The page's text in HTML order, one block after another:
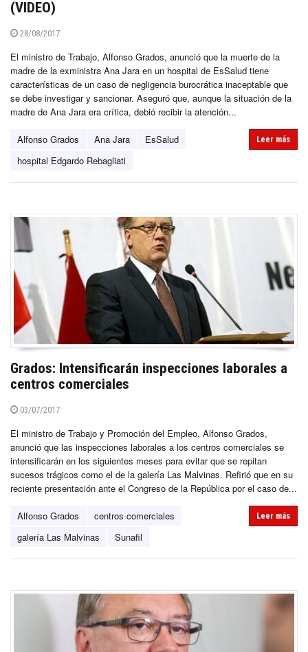
(VIDEO)
28/08/2017
El ministro de Trabajo, Alfonso Grados, anunció que la muerte de la
madre de la exministra Ana Jara en un hospital de EsSalud tiene
características de un caso de negligencia burocrática inaceptable que
se debe investigar y sancionar. Aseguró que, aunque la situación de la
madre de Ana Jara era crítica, debió recibir la atención...
Alfonso Grados Ana Jara
EsSalud
hospital Edgardo Rebagliati
Leer más
Grados: Intensificarán inspecciones laborales a
centros comerciales
03/07/2017
El ministro de Trabajo y Promoción del Empleo, Alfonso Grados,
anunció que las inspecciones laborales a los centros comerciales se
intensificarán en los siguientes meses para evitar que se repitan
sucesos trágicos como el de la galería Las Malvinas. Refirió que en su
reciente presentación ante el Congreso de la República por el caso de...
Alfonso Grados
centros comerciales
galería Las Malvinas
Sunafil
Leer más